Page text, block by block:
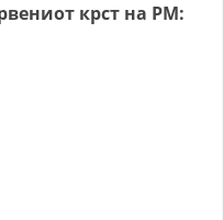
ТЕЛА
крст на РМ: